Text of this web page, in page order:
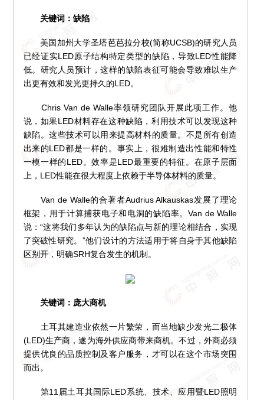
关键词：缺陷
美国加州大学圣塔芭芭拉分校(简称UCSB)的研究人员
已经证实LED原子结构特定类型的缺陷，导致LED性能降
低。研究人员预计，这样的缺陷表征可能会导致难以生产
出更有效和发光更持久的LED。
Chris Van de Walle率领研究团队开展此项工作。他
说，如果LED材料存在这种缺陷，利用技术可以发现这种
缺陷。这些技术可以用来提高材料的质量。不是所有创造
出来的LED都是一样的。事实上，很难制造出性能和特性
一模一样的LED。效率是LED最重要的特征。在原子层面
上，LED性能在很大程度上依赖于半导体材料的质量。
Van de Walle的合著者Audrius Alkauskas发展了理论
框架，用于计算捕获电子和电洞的缺陷率。Van de Walle
说：“这将我们多年认为的缺陷点与新的理论相结合，实现
了突破性研究。”他们设计的方法适用于将自身于其他缺陷
区别开，明确SRH复合发生的机制。
关键词：庞大商机
土耳其建造业依然一片繁荣，而当地缺少发光二极体
(LED)生产商，遂为海外供应商带来商机。不过，外商必须
提供优良的品质控制及客户服务，才可以在这个市场突围
而出。
第11届土耳其国际LED系统、技术、应用暨LED照明